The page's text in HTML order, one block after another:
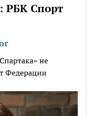
РБК Спорт
не
Федерации